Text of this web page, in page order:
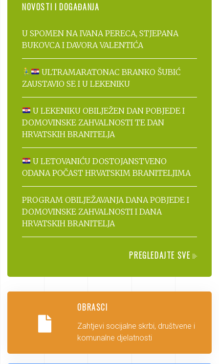
NOVOSTI I DOGAĐANJA
U SPOMEN NA IVANA PERECA, STJEPANA
BUKOVCA I DAVORA VALENTIĆA
ULTRAMARATONAC BRANKO ŠUBIĆ
ZAUSTAVIO SE I U LEKENIKU
U LEKENIKU OBILJEŽEN DAN POBJEDE I
DOMOVINSKE ZAHVALNOSTI TE DAN
HRVATSKIH BRANITELJA
U LETOVANIĆU DOSTOJANSTVENO
ODANA POČAST HRVATSKIM BRANITELJIMA
PROGRAM OBILJEŽAVANJA DANA POBJEDE I
DOMOVINSKE ZAHVALNOSTI I DANA
HRVATSKIH BRANITELJA
PREGLEDAJTE SVE
OBRASCI
Zahtjevi socijalne skrbi, društvene i
komunalne djelatnosti